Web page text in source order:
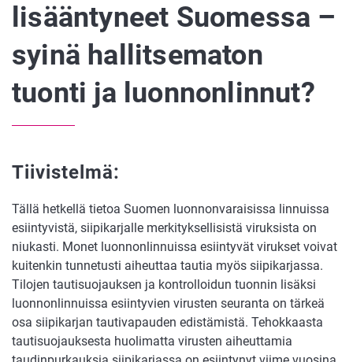
lisääntyneet Suomessa –
syinä hallitsematon
tuonti ja luonnonlinnut?
Tiivistelmä:
Tällä hetkellä tietoa Suomen luonnonvaraisissa linnuissa
esiintyvistä, siipikarjalle merkityksellisistä viruksista on
niukasti. Monet luonnonlinnuissa esiintyvät virukset voivat
kuitenkin tunnetusti aiheuttaa tautia myös siipikarjassa.
Tilojen tautisuojauksen ja kontrolloidun tuonnin lisäksi
luonnonlinnuissa esiintyvien virusten seuranta on tärkeä
osa siipikarjan tautivapauden edistämistä. Tehokkaasta
tautisuojauksesta huolimatta virusten aiheuttamia